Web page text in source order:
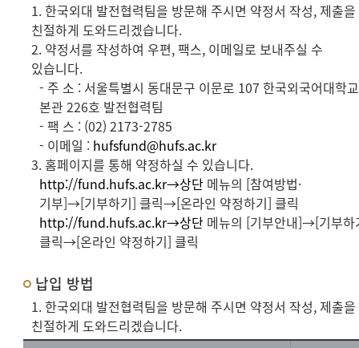
1. 한국외대 발전협력팀을 방문해 주시면 약정서 작성, 제출을
친절하게 도와드리겠습니다.
2. 약정서를 작성하여 우편, 팩스, 이메일로 보내주실 수
있습니다.
- 주 소 : 서울특별시 동대문구 이문로 107 한국외국어대학교
본관 226호 발전협력팀
- 팩 스 : (02) 2173-2785
- 이메일 : hufsfund@hufs.ac.kr
3. 홈페이지를 통해 약정하실 수 있습니다.
http://fund.hufs.ac.kr→상단 메뉴의 [참여방법·
기부]→[기부하기] 클릭→[온라인 약정하기] 클릭
http://fund.hufs.ac.kr→상단 메뉴의 [기부안내]→[기부하
클릭→[온라인 약정하기] 클릭
납입 방법
1. 한국외대 발전협력팀을 방문해 주시면 약정서 작성, 제출을
친절하게 도와드리겠습니다.